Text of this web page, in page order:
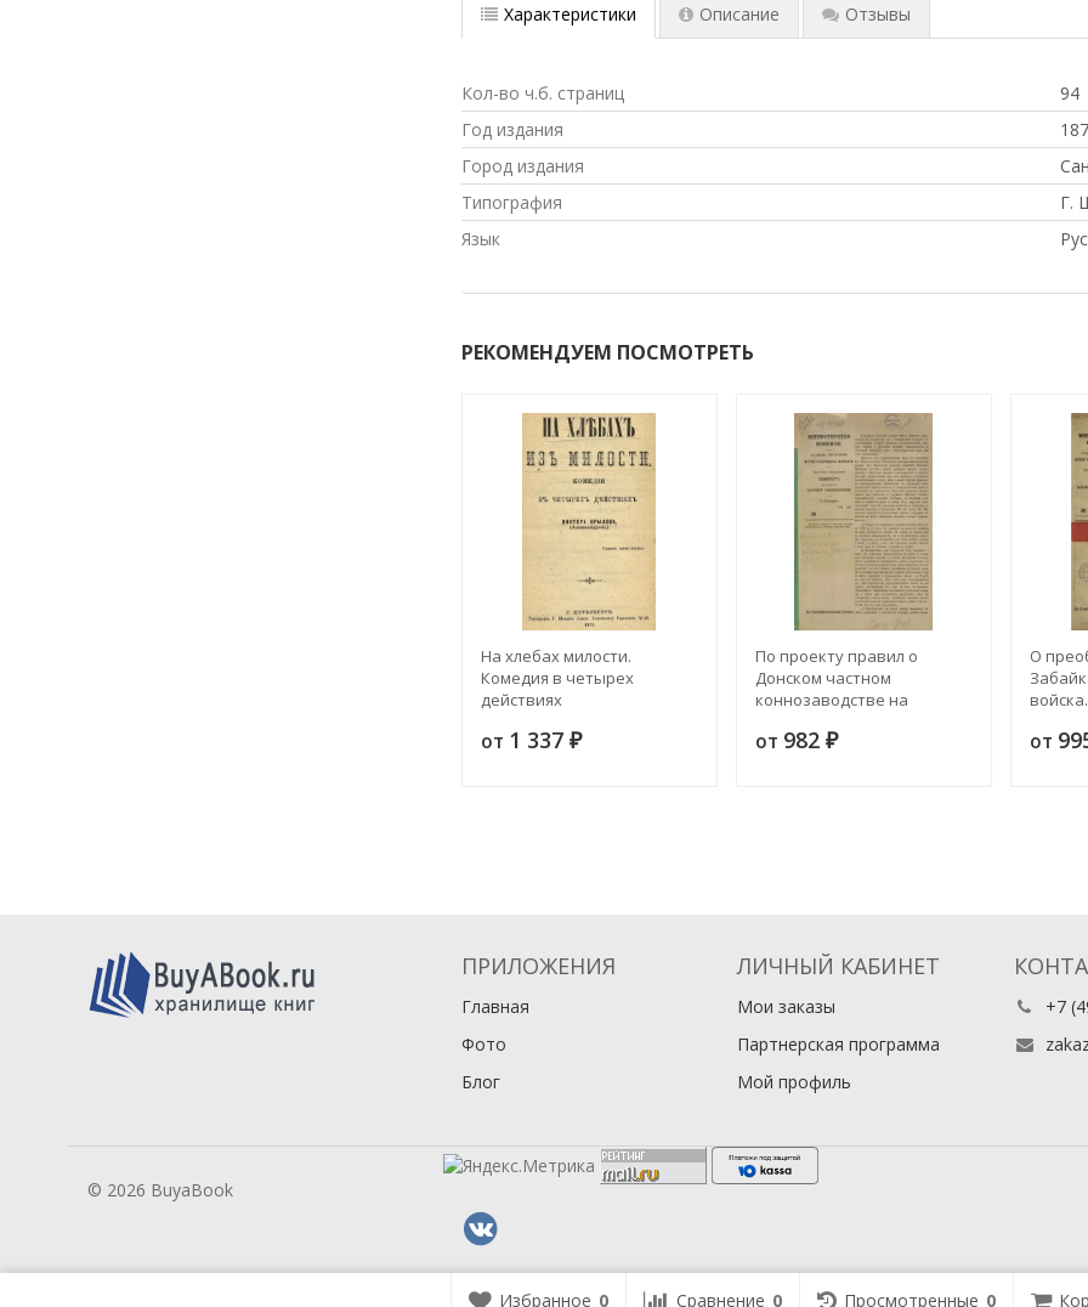
Избранное 0 Сравнение 0 Просмотренные 0
Характеристики Описание Отзывы
Кол-во ч.б. страниц
94
Год издания
Город издания
Типография
Г.
Язык
РЕКОМЕНДУЕМ ПОСМОТРЕТЬ
На хлебах милости.
Комедия в четырех
действиях
от 1 337 ₽
По проекту правил о
Донском частном
коннозаводстве на
степи
от 982 ₽
О
сенату
от
ПРИЛОЖЕНИЯ
Главная
Фото
Блог
ЛИЧНЫЙ КАБИНЕТ
Мои заказы
Партнерская программа
Мой профиль
+7
© 2026 BuyaBook